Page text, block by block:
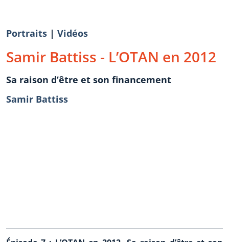
Portraits | Vidéos
Samir Battiss - L’OTAN en 2012
Sa raison d’être et son financement
Samir Battiss